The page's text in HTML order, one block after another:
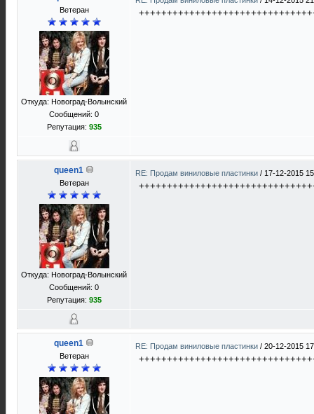
Ветеран
Откуда: Новоград-Волынский
Сообщений: 0
Репутация: 935
queen1
Ветеран
Откуда: Новоград-Волынский
Сообщений: 0
Репутация: 935
RE: Продам виниловые пластинки / 17-12-2015
queen1
Ветеран
RE: Продам виниловые пластинки / 20-12-2015